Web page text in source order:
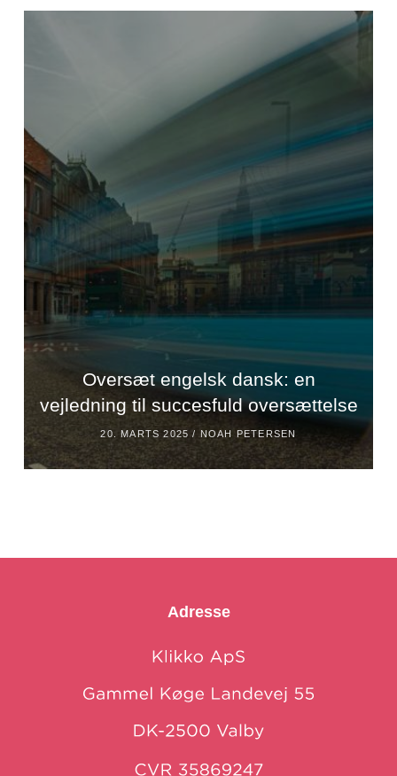
Oversæt engelsk dansk: en
vejledning til succesfuld oversættelse
20. MARTS 2025 / NOAH PETERSEN
Adresse